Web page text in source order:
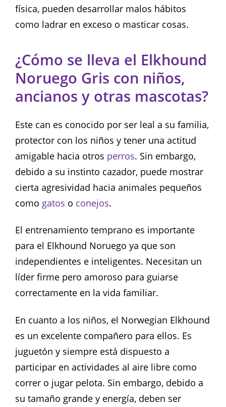
física, pueden desarrollar malos hábitos
como ladrar en exceso o masticar cosas.
¿Cómo se lleva el Elkhound
Noruego Gris con niños,
ancianos y otras mascotas?
Este can es conocido por ser leal a su familia,
protector con los niños y tener una actitud
amigable hacia otros perros. Sin embargo,
debido a su instinto cazador, puede mostrar
cierta agresividad hacia animales pequeños
como gatos o conejos.
El entrenamiento temprano es importante
para el Elkhound Noruego ya que son
independientes e inteligentes. Necesitan un
líder firme pero amoroso para guiarse
correctamente en la vida familiar.
En cuanto a los niños, el Norwegian Elkhound
es un excelente compañero para ellos. Es
juguetón y siempre está dispuesto a
participar en actividades al aire libre como
correr o jugar pelota. Sin embargo, debido a
su tamaño grande y energía, deben ser